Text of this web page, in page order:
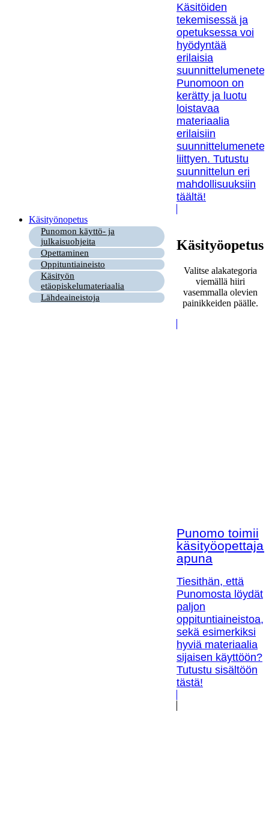
Käsitöiden
tekemisessä ja
opetuksessa voi
hyödyntää
erilaisia
Punomoon on
kerätty ja luotu
loistavaa
materiaalia
erilaisiin
liittyen. Tutustu
suunnittelun eri
mahdollisuuksiin
täältä!
Käsityönopetus
Punomon käyttö- ja
julkaisuohjeita
Opettaminen
Oppituntiaineisto
Käsityön
etäopiskelumateriaalia
Lähdeaineistoja
Käsityöopetus
Valitse alakategoria
viemällä hiiri
vasemmalla olevien
painikkeiden päälle.
Punomo toimii
apuna
Tiesithän, että
Punomosta löydät
paljon
oppituntiaineistoa,
sekä esimerkiksi
hyviä materiaalia
sijaisen käyttöön?
Tutustu sisältöön
tästä!